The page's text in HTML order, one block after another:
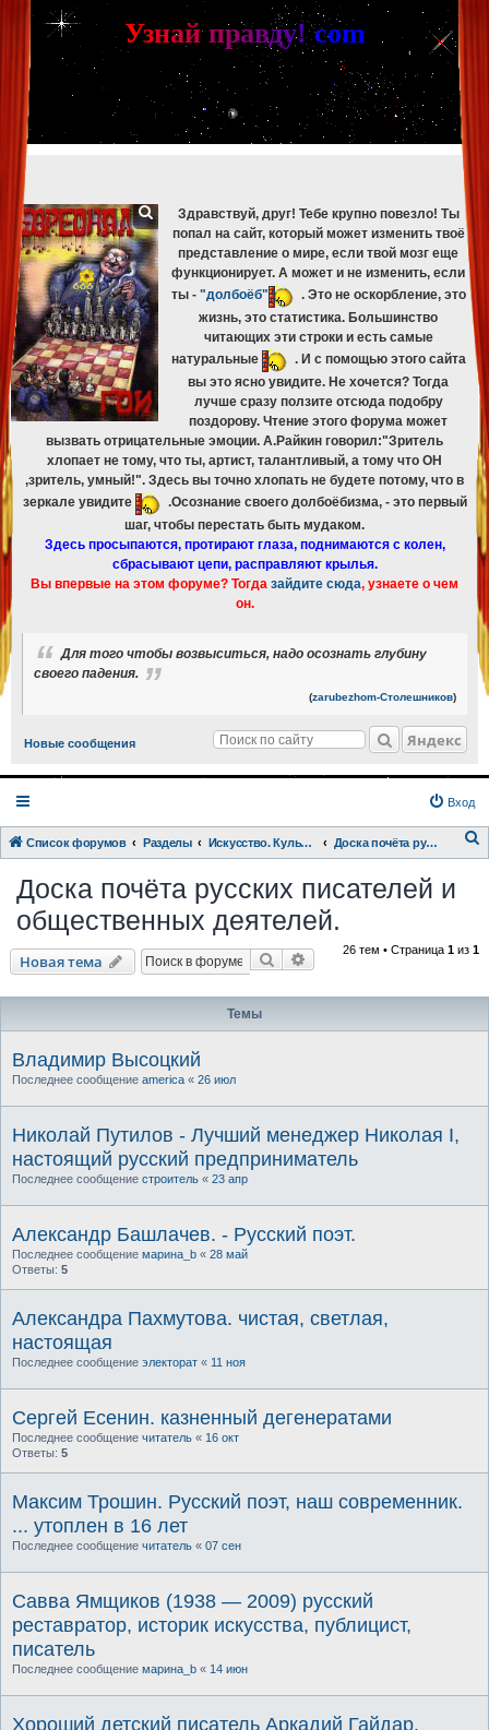
[phpBB Debug] PHP Warning : in file [ROOT]/phpbb/db/driver/mysqli.php
mysqli_fetch_assoc(): Couldn't fetch mysqli_result
[phpBB Debug] PHP Warning: in file[ROOT]/phpbb/db/driver/mysqli.php 329
mysqli_free_result(): Couldn't fetch mysqli_result
[phpBB Debug] PHP Warning
[ROOT]/phpbb/db/driver/mysqli.php on line 265
mysqli_fetch_assoc(): Couldn't fetch mysqli_result
[phpBB Debug] PHP Warning
: in file [ROOT]/phpbb/db/driver/mysqli.php on line329
mysqli_free_result(): Couldn't fetch mysqli_result
[phpBB Debug] PHP Warning: in file [ROOT]/phpbb/db/driver/mysqli.php on line 265
mysqli_fetch_assoc(): Couldn't fetch mysqli_result
[phpBB Debug] PHP Warning
[ROOT]/phpbb/db/driver/mysqli.php on line329:
mysqli_free_result(): Couldn't fetch mysqli_result
Узнай правду! com
Здравствуй, друг! Тебе крупно повезло! Ты
попал на сайт, который может изменить твоё
представление о мире, если твой мозг еще
функционирует. А может и не изменить, если
ты - "долбоёб"
. Это не оскорбление, это
жизнь, это статистика. Большинство
читающих эти строки и есть самые
натуральные
. И с помощью этого сайта
вы это ясно увидите. Не хочется? Тогда
лучше сразу ползите отсюда подобру
поздорову. Чтение этого форума может
вызвать отрицательные эмоции. А.Райкин говорил:"Зритель
хлопает не тому, что ты, артист, талантливый, а тому что ОН
,зритель, умный!". Здесь вы точно хлопать не будете потому, что в
зеркале увидите
.Осознание своего долбоёбизма, - это первый
шаг, чтобы перестать быть мудаком.
Здесь просыпаются, протирают глаза, поднимаются с колен,
сбрасывают цепи, расправляют крылья.
Вы впервые на этом форуме? Тогда зайдите сюда, узнаете о чем
он.
Для того чтобы возвыситься, надо осознать глубину
своего падения.
(zarubezhom-Столешников)
Новые сообщения Яндекс
Вход
Список форумов Разделы Искусство. Культурка. Кинцо. Доска почёта русских писателей и общественных деятелей.
Доска почёта русских писателей и
общественных деятелей.
Новая тема Поиск Расширенный поиск
26 тем • Страница 1 из 1
Темы
Владимир Высоцкий
Последнее сообщение america « 26 июл
Николай Путилов - Лучший менеджер Николая I,
настоящий русский предприниматель
Последнее сообщение строитель « 23 апр
Александр Башлачев. - Русский поэт.
Последнее сообщение марина_b « 28 май
Ответы: 5
Александра Пахмутова. чистая, светлая,
настоящая
Последнее сообщение электорат « 11 ноя
Сергей Есенин. казненный дегенератами
Последнее сообщение читатель « 16 окт
Ответы: 5
Максим Трошин. Русский поэт, наш современник.
... утоплен в 16 лет
Последнее сообщение читатель « 07 сен
Савва Ямщиков (1938 — 2009) русский
реставратор, историк искусства, публицист,
писатель
Последнее сообщение марина_b « 14 июн
Хороший детский писатель Аркадий Гайдар.